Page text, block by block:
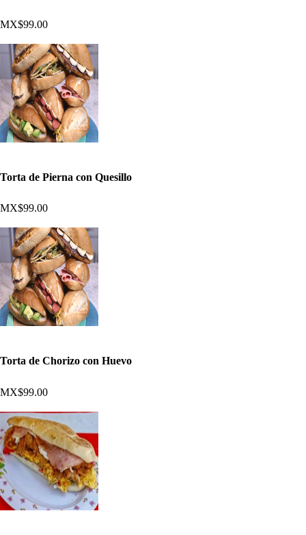
MX$99.00
Torta de Pierna con Quesillo
MX$99.00
Torta de Chorizo con Huevo
MX$99.00